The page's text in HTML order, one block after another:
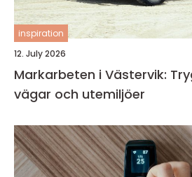
inspiration
12. July 2026
Markarbeten i Västervik:
vägar och utemiljöer